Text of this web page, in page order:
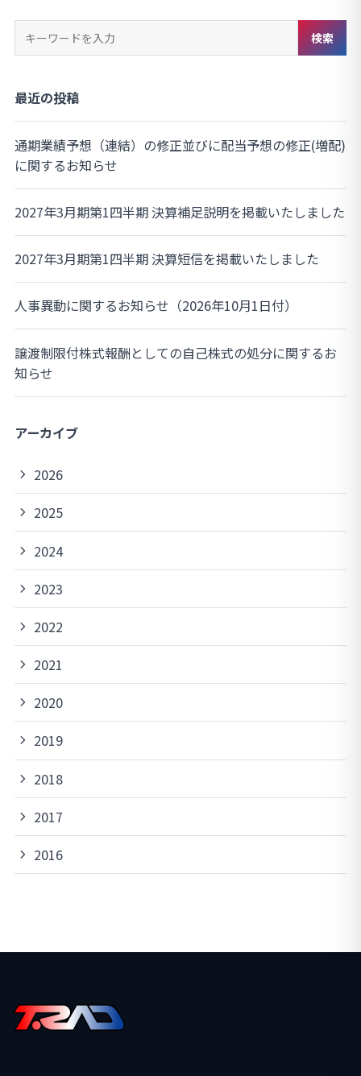
ー
ド
索
検索
最近の投稿
通期業績予想（連結）の修正並びに配当予想の修正(増配)
に関するお知らせ
2027年3月期第1四半期 決算補足説明を掲載いたしました
2027年3月期第1四半期 決算短信を掲載いたしました
人事異動に関するお知らせ（2026年10月1日付）
譲渡制限付株式報酬としての自己株式の処分に関するお
知らせ
アーカイブ
2026
2025
2024
2023
2022
2021
2020
2019
2018
2017
2016